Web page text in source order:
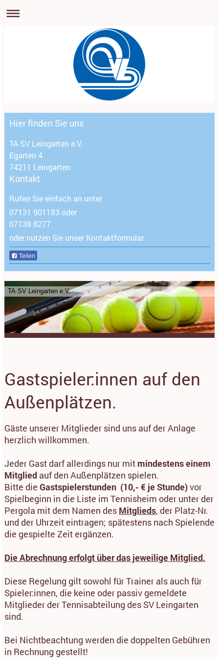
Hier finden Sie uns
TA SV Leingarten e.V.
Egarten 4
74211 Leingarten
Kontakt
Rufen Sie einfach an unter
07131 901183 oder
07138 8277
oder nutzen Sie unser Kontaktformular.
Teilen
TA SV Leingarten e.V.
Gastspieler:innen auf den
Außenplätzen.
Gäste unserer Mitglieder sind uns auf der Anlage
herzlich willkommen.
Jeder Gast darf allerdings nur mit mindestens einem
Mitglied auf den Außenplätzen spielen.
Bitte die Gastspielerstunden (10,- € je Stunde)vor
Spielbeginn in die Liste im Tennisheim oder unter der
Pergola mit dem Namen des Mitglieds, der Platz-Nr.
und der Uhrzeit eintragen; spätestens nach Spielende
die gespielte Zeit ergänzen.
Die Abrechnung erfolgt über das jeweilige Mitglied.
Diese Regelung gilt sowohl für Trainer als auch für
Spieler:innen, die keine oder passiv gemeldete
Mitglieder der Tennisabteilung des SV Leingarten
sind.
Bei Nichtbeachtung werden die doppelten Gebühren
in Rechnung gestellt!